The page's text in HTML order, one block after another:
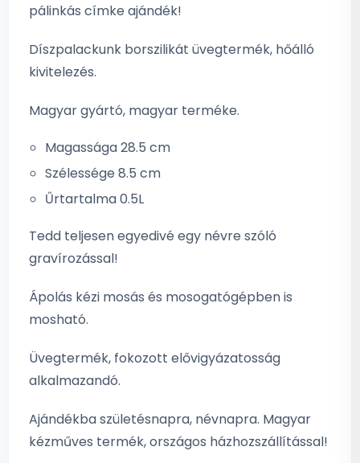
pálinkás címke ajándék!
Díszpalackunk borszilikát üvegtermék, hőálló
kivitelezés.
Magyar gyártó, magyar terméke.
Magassága 28.5 cm
Szélessége 8.5 cm
Űrtartalma 0.5L
Tedd teljesen egyedivé egy névre szóló
gravírozással!
Ápolás kézi mosás és mosogatógépben is
mosható.
Üvegtermék, fokozott elővigyázatosság
alkalmazandó.
Ajándékba születésnapra, névnapra. Magyar
kézműves termék, országos házhozszállítással!